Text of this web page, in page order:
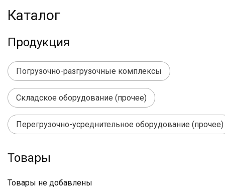
Каталог
Продукция
Погрузочно-разгрузочные комплексы
Складское оборудование (прочее)
Перегрузочно-усреднительное оборудование (прочее)
Товары
Товары не добавлены